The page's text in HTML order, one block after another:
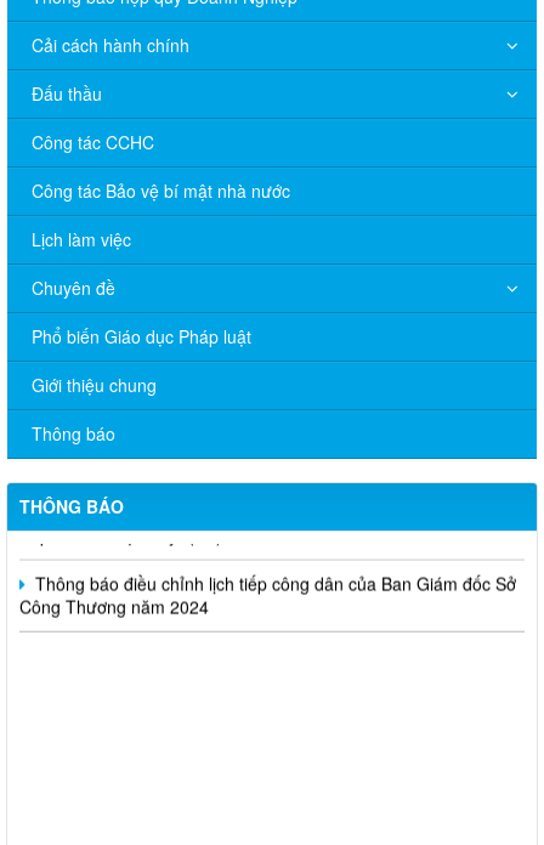
Cải cách hành chính
Đấu thầu
Công tác CCHC
Công tác Bảo vệ bí mật nhà nước
Lịch làm việc
Chuyên đề
Phổ biến Giáo dục Pháp luật
Giới thiệu chung
Thông báo
THÔNG BÁO
V/v đề nghị báo cáo hệ thống phân phối, nhãn hiệu hàng hóa
và hoạt động mua bán khí trên địa bàn tỉnh năm 2025 (nhắc lần
2).
Thông báo bán thanh lý tài sản công theo hình thức chỉ định
Thông báo lựa chọn nhà thầu thực hiện gói thầu: “tổ chức tập
huấn kinh doanh online hiệu quả trên các kênh thương mại điện
tử phổ biến hiện nay” (SA)
Thông báo điều chỉnh lịch tiếp công dân của Ban Giám đốc Sở
Công Thương năm 2024